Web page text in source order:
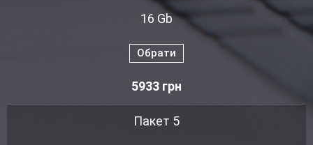
16 Gb
Обрати
5933 грн
Пакет 5